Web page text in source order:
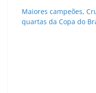
Maiores campeões,
quartas da Copa do